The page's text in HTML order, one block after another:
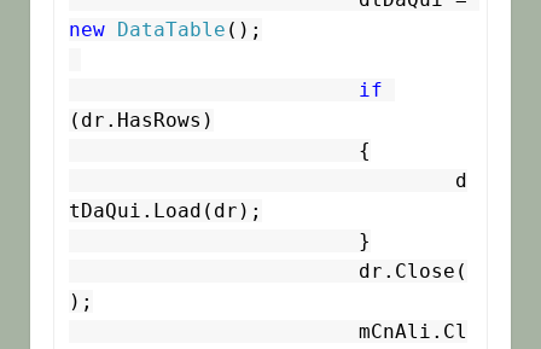
new
DataTable ();
if
(dr.HasRows)
tDaQui.Load(dr);
);